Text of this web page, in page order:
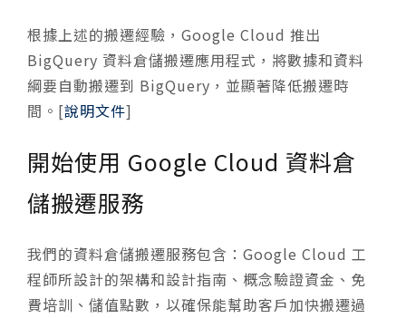
根據上述的搬遷經驗，Google Cloud 推出
BigQuery 資料倉儲搬遷應用程式，將數據和資料
綱要自動搬遷到 BigQuery，並顯著降低搬遷時
間。[說明文件]
開始使用 Google Cloud 資料倉
儲搬遷服務
我們的資料倉儲搬遷服務包含：Google Cloud 工
程師所設計的架構和設計指南、概念驗證資金、免
費培訓、儲值點數，以確保能幫助客戶加快搬遷過